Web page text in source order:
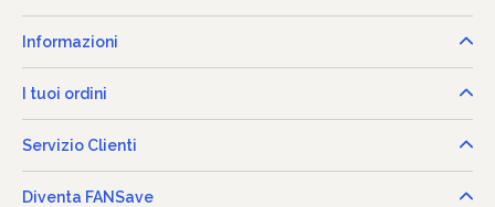
Informazioni
I tuoi ordini
Servizio Clienti
Diventa FANSave